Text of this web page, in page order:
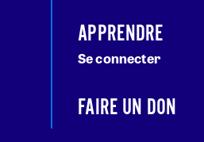
APPRENDRE
Se connecter
FAIRE UN DON